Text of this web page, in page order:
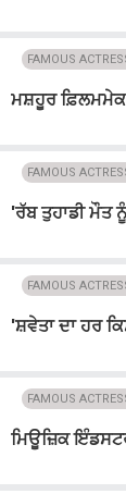
FAMOUS
ਮਸ਼ਹੂਰ
FAMOUS
'ਰੱਬ ਤੁਹਾਡੀ ਮੌਤ
FAMOUS
'ਸ਼ਵੇਤਾ ਦਾ ਹਰ
FAMOUS
ਮਿਊਜ਼ਿਕ